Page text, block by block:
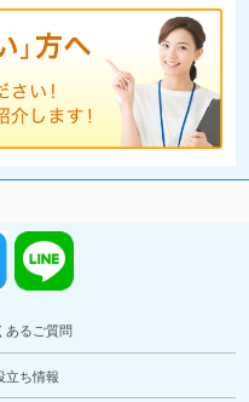
あるご質問
立ち情報